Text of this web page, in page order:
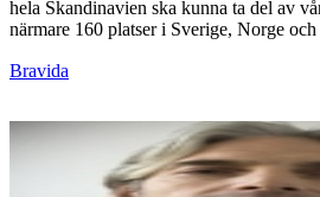
hela Skandinavien ska kunna ta del av
närmare 160 platser i Sverige, Norge
Bravida